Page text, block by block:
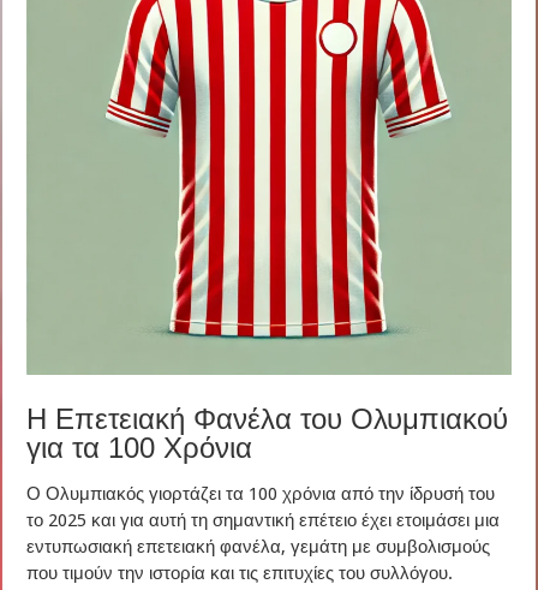
Η Επετειακή Φανέλα του Ολυμπιακού
για τα 100 Χρόνια
Ο Ολυμπιακός γιορτάζει τα 100 χρόνια από την ίδρυσή του
το 2025 και για αυτή τη σημαντική επέτειο έχει ετοιμάσει μια
εντυπωσιακή επετειακή φανέλα, γεμάτη με συμβολισμούς
που τιμούν την ιστορία και τις επιτυχίες του συλλόγου.